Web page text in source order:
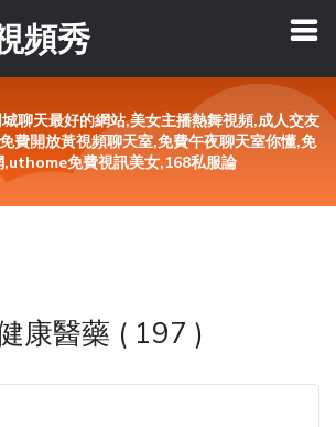
頻秀
聊天最好的網站,美女主播熱舞視頻,成人交友
費開放黃視頻聊天室,免費午夜聊天室你懂,免
,uthome免費視訊美女,168私服論
康醫藥 ( 197 )